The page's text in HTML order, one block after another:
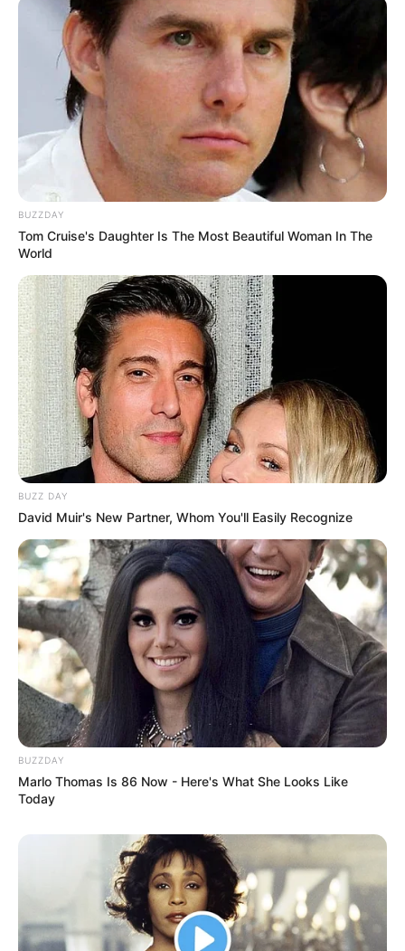
Serem! 9 Chat Ojek Online &
Pelanggan Ini Bikin Auto
Merinding
Bikin Ngakak, 10 Potret
Cosplay Murah Pakai Bahan
Seadanya
Anti Mainstream, 10 Cara
Membawa Barang Belanjaan
Versi Warga Thailand
BUZZDAY
Tom Cruise's Daughter Is The Most Beautiful Woman In The
World
BUZZ DAY
David Muir's New Partner, Whom You'll Easily Recognize
BUZZDAY
Marlo Thomas Is 86 Now - Here's What She Looks Like
Today